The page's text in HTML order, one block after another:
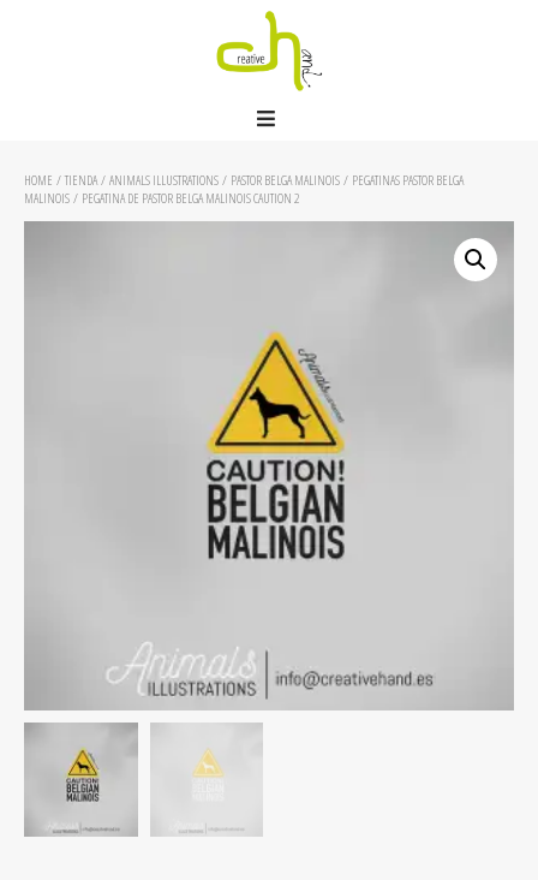
HOME / TIENDA/ ANIMALS ILLUSTRATIONS / PASTOR BELGA MALINOIS / PEGATINAS PASTOR BELGA
MALINOIS / PEGATINA DE PASTOR BELGA MALINOIS CAUTION 2